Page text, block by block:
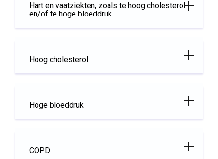
Hart en vaatziekten, zoals te hoog cholesterol
en/of te hoge bloeddruk
Hoog cholesterol
Hoge bloeddruk
COPD